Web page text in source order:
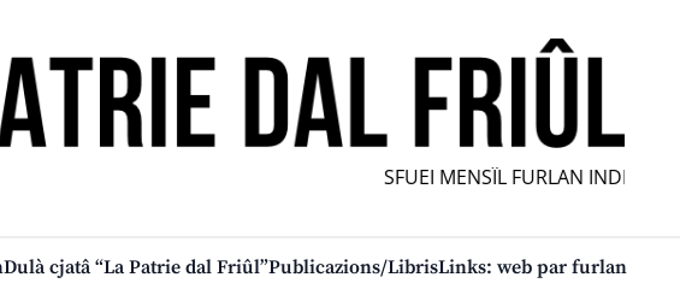
SFUEI MENSÎL FURLAN
Dulà cjatâ “La Patrie dal Friûl”Publicazions/LibrisLinks: web par furlan